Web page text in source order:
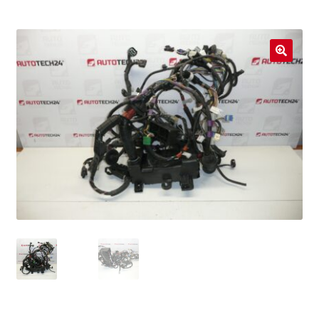
Płatności
Polityka prywatności
Skarga